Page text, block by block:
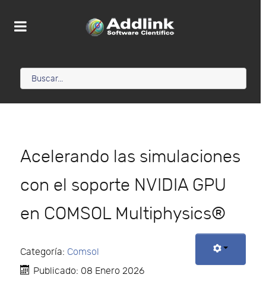
Acelerando las simulaciones
con el soporte NVIDIA GPU
en COMSOL Multiphysics®
Categoría: Comsol
Publicado: 08 Enero 2026